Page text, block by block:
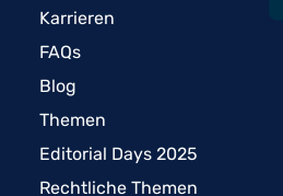
Karrieren
FAQs
Blog
Themen
Editorial Days 2025
Rechtliche Themen